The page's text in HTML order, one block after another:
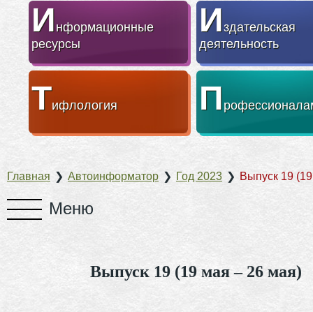
Информационные
ресурсы
Издательская
деятельность
Тифлология П
Главная ❯ Автоинформатор ❯ Год 2023 ❯ Выпуск 19
Выпуск 19 (19 мая – 26 мая)